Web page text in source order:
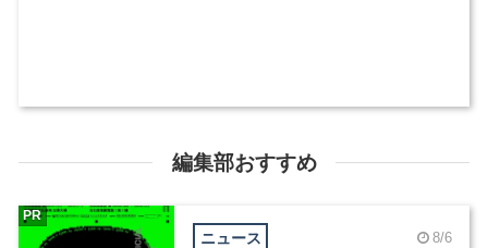
編集部おすすめ
ニュース 8/6
PR